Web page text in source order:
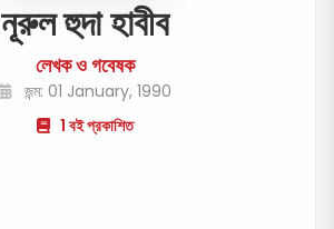
নূরুল হুদা হাবীব
লেখক ও গবেষক
জন্ম: 01 January, 1990
1 বই প্রকাশিত